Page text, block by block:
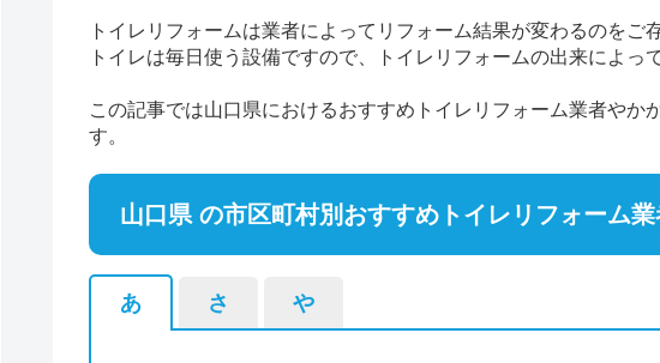
トイレリフォームは業者によってリフォーム結果が変わるのをご
トイレは毎日使う設備ですので、トイレリフォームの出来によっ
この記事では山口県におけるおすすめトイレリフォーム業者やか
す。
山口県 の市区町村別おすすめトイレリフォーム
あ さ や